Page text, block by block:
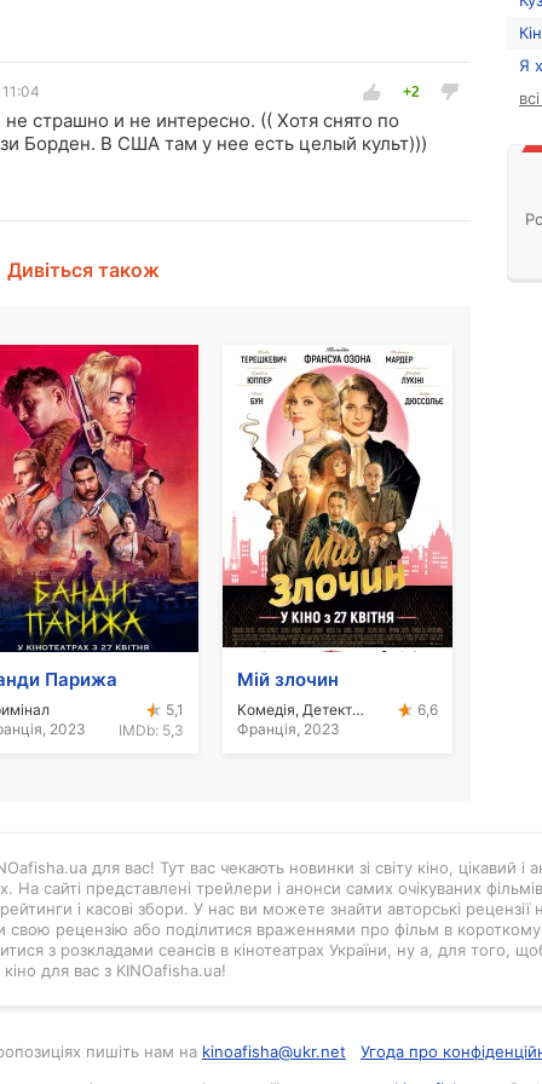
страшно и не интересно. (( Хотя снято по
Борден. В США там у нее есть целый культ)))
Дивіться також
Парижа
2023
5,1
IMDb: 5,3
Мій злочин
Комедія, Детектив
Франція, 2023
6,6
Я
для вас! Тут вас чекають новинки зі світу кіно, цікавий і
На сайті представлені трейлери і анонси самих очікуваних
і касові збори. У нас ви можете знайти авторські рецензії
свою рецензію або поділитися враженнями про фільм в короткому
з розкладами сеансів в кінотеатрах України, ну а, для того,
для вас з KINOafisha.ua!
пишіть нам на kinoafisha@ukr.net
Угода про